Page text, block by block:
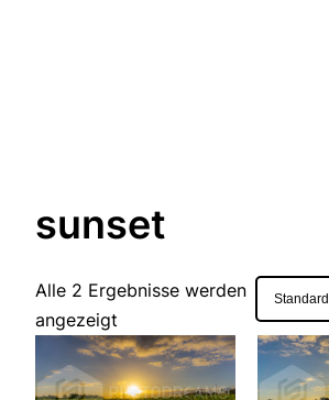
sunset
Alle 2 Ergebnisse werden
angezeigt